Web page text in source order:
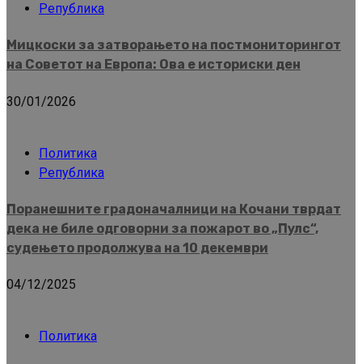
Република
Мицкоски за затворањето на постмониторингот
на Советот на Европа: Ова е историски ден
30/01/2026
Политика
Република
Поранешните градоначалници на Кочани тврдат
дека не биле одговорни за пожарот во „Пулс“,
судењето продолжува на 10 декември
04/12/2025
Политика